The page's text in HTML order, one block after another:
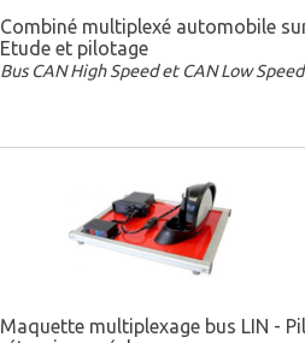
Combiné multiplexé automobile
Etude et pilotage
Bus CAN High Speed et CAN Low Speed
Maquette multiplexage bus LIN -